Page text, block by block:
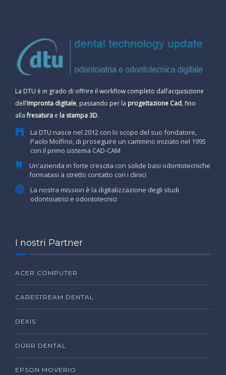
La DTU è in grado di offrire il workflow completo dall’acquisizione
dell’impronta digitale, passando per la progettazione Cad, fino
allafresatura e la stampa 3D.
La DTU nasce nel 2012 con lo scopo del suo fondatore,
Paolo Molfino, di proseguire un cammino iniziato nel 1995
con il primo sistema CAD-CAM
Un'azienda in forte crescita con solide basi odontotecniche
formatasi a stretto contatto con i clinici
La nostra mission è la digitalizzazione degli studi
odontoiatrici e odontotecnici
I nostri Partner
ACER COMPUTER
CARESTREAM DENTAL
DEXIS
DÜRR DENTAL
EPSON MOVERIO